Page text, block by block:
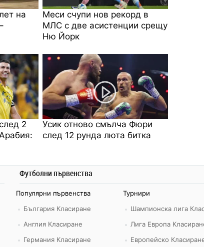
на
Меси счупи нов рекорд в
МЛС с две асистенции срещу
Ню Йорк
2
Усик отново смълча Фюри
след 12 рунда люта битка
Футболни първенства
Популярни първенства
България Класиране
Англия Класиране
Германия Класиране
Турнири
Шампионска лига
Лига Европа
Европейско